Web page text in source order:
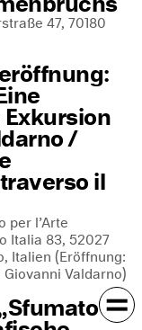
47, 70180
/
il
per l’Arte
Italia 83, 52027
Italien (Eröffnung:
Giovanni Valdarno)